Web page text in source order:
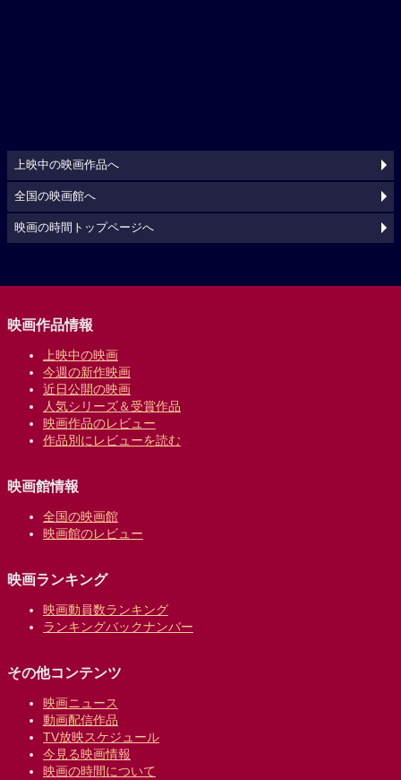
上映中の映画作品へ
全国の映画館へ
映画の時間トップページへ
映画作品情報
上映中の映画
今週の新作映画
近日公開の映画
人気シリーズ＆受賞作品
映画作品のレビュー
作品別にレビューを読む
映画館情報
全国の映画館
映画館のレビュー
映画ランキング
映画動員数ランキング
ランキングバックナンバー
その他コンテンツ
映画ニュース
動画配信作品
TV放映スケジュール
今見る映画情報
映画の時間について